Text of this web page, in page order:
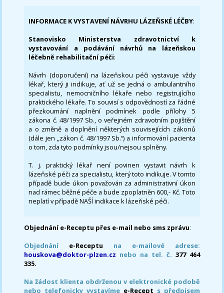
INFORMACE K VYSTAVENÍ NÁVRHU LÁZEŇSKÉ LÉČBY:
Stanovisko Ministerstva zdravotnictví k
vystavování a podávání návrhů na lázeňskou
léčebně rehabilitační péči:
Návrh (doporučení) na lázeňskou péči vystavuje vždy
lékař, který ji indikuje, ať už se jedná o ambulantního
specialistu, nemocničního lékaře nebo registrujícího
praktického lékaře. To souvisí s odpovědností za řádné
přezkoumání naplnění podmínek podle přílohy 5
zákona č. 48/1997 Sb., o veřejném zdravotním pojištění
a o změně a doplnění některých souvisejících zákonů
(dále jen „zákon č. 48/1997 Sb.“) a informování pacienta
o tom, zda tyto podmínky jsou/nejsou splněny.
T. j. praktický lékař není povinen vystavit návrh k
lázeňské péči za specialistu, který toto indikuje. V tomto
případě bude úkon považován za administrativní úkon
nad rámec běžné péče a bude zpoplatněn 600,- Kč. Toto
neplatí v případě NAŠÍ indikace k lázeňské péči.
Objednání e-Receptu přes e-mail nebo sms zprávu:
Objednání e-Receptu na e-mailové adrese:
houskova@doktor-plzen.cz nebo na tel. č. 377 464
335.
Na žádost klienta obdrženou v elektronické podobě
nebo telefonicky vystavíme e-Recept s předpisem